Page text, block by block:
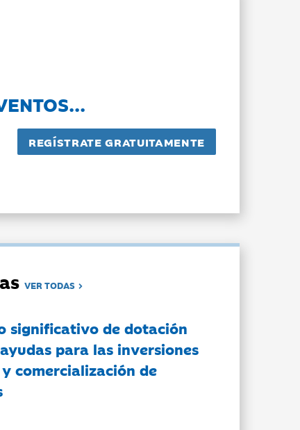
VER TODAS
significativo de dotación
para las inversiones
comercialización de